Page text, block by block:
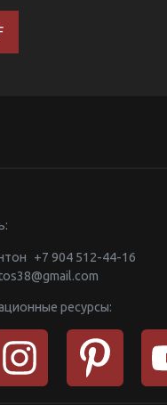
+7 904 512-44-16
ресурсы: